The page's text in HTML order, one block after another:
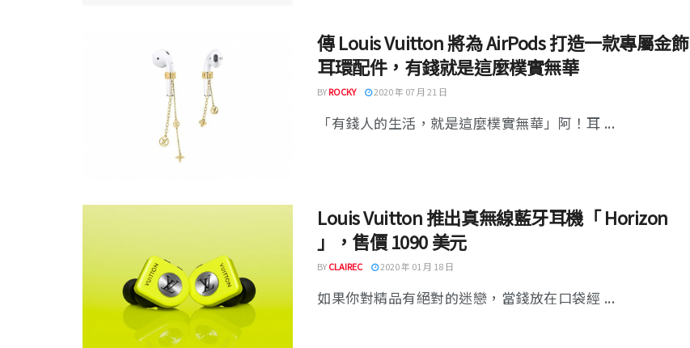
傳 Louis Vuitton 將為 AirPods 打造一款專屬金飾
耳環配件，有錢就是這麼樸實無華
BYROCKY 2020 年 07 月 21 日
「有錢人的生活，就是這麼樸實無華」阿！耳 ...
Louis Vuitton 推出真無線藍牙耳機「 Horizon
」，售價 1090 美元
BYCLAIREC 2020 年 01 月 18 日
如果你對精品有絕對的迷戀，當錢放在口袋經 ...